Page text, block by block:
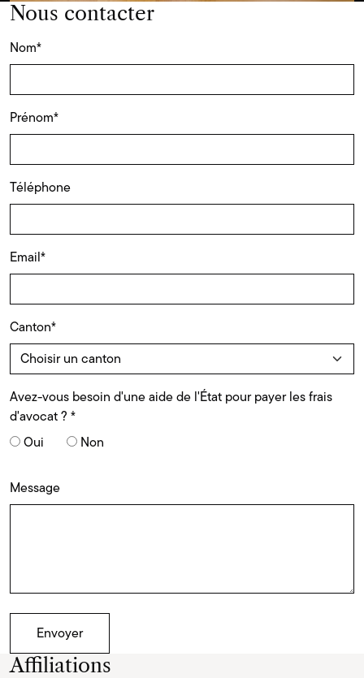
Nous contacter
Nom*
Prénom*
Téléphone
Email*
Canton*
Avez-vous besoin d'une aide de l'État pour payer les frais
d'avocat ? *
Oui
Non
Message
Envoyer
Affiliations